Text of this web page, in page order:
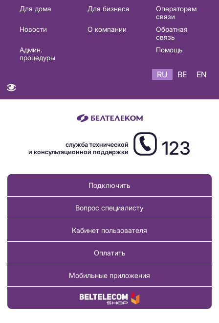
Основная
навигация
Для дома Для бизнеса
Операторам
связи
Новости
О компании
Обратная
связь
Админ.
процедуры
Помощь
RU BE EN
служба технической
и консультационной поддержки
123
Подключить
Вопрос специалисту
Кабинет пользователя
Оплатить
Мобильные приложения
Купить товар